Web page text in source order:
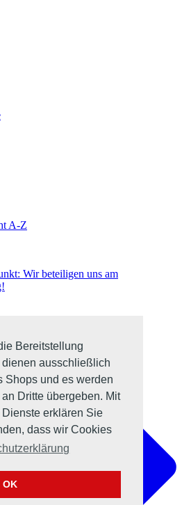
Bereitstellung
ausschließlich
Shops und es werden
Dritte übergeben. Mit
erklären Sie
dass wir Cookies
OK
A-Z